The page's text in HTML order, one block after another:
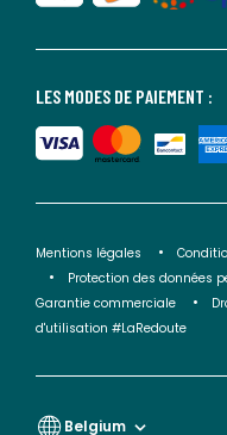
LES MODES DE PAIEMENT :
Mentions légales
Protection des données
Garantie commerciale
d'utilisation #LaRedoute
Belgium